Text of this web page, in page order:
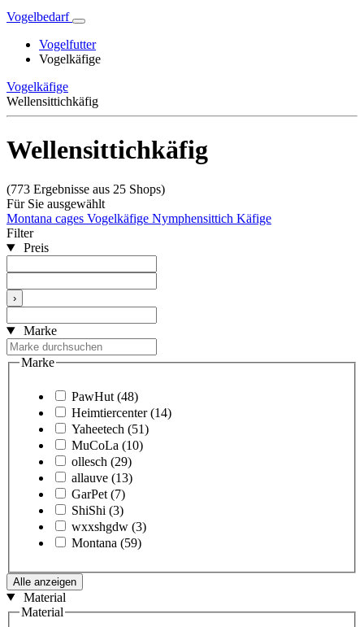
Vogelbedarf
Vogelfutter
Vogelkäfige
Vogelkäfige
Wellensittichkäfig
Wellensittichkäfig
(773 Ergebnisse aus 25 Shops)
Für Sie ausgewählt
Montana cages Vogelkäfige Nymphensittich Käfige
Filter
Preis
›
Marke
Marke
PawHut (48)
Heimtiercenter (14)
Yaheetech (51)
MuCoLa (10)
ollesch (29)
allauve (13)
GarPet (7)
ShiShi (3)
wxxshgdw (3)
Montana (59)
Alle anzeigen
Material
Material